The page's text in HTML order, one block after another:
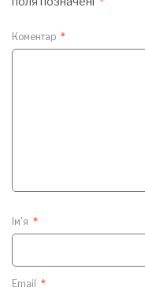
Коментар *
Ім'я *
Email *